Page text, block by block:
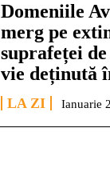
Domeniile
merg pe
suprafeței
vie deținută
LA ZI Ianuarie